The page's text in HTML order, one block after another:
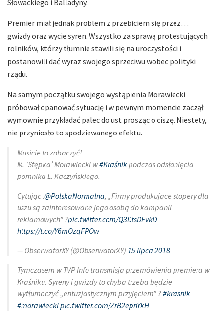
Słowackiego i Balladyny.
Premier miał jednak problem z przebiciem się przez…
gwizdy oraz wycie syren. Wszystko za sprawą protestujących
rolników, którzy tłumnie stawili się na uroczystości i
postanowili dać wyraz swojego sprzeciwu wobec polityki
rządu.
Na samym początku swojego wystąpienia Morawiecki
próbował opanować sytuację i w pewnym momencie zaczął
wymownie przykładać palec do ust prosząc o ciszę. Niestety,
nie przyniosło to spodziewanego efektu.
Musicie to zobaczyć!
M. 'Stępka’ Morawiecki w#Kraśnikpodczas odsłonięcia
pomnika L. Kaczyńskiego.
Cytując .@PolskaNormalna, „Firmy produkujące stopery dla
uszu są zainteresowane jego osobą do kampanii
reklamowych” ?pic.twitter.com/Q3DtsDFvkD
https://t.co/Y6mOzqFPOw
— ObserwatorXY (@ObserwatorXY) 15 lipca 2018
Tymczasem w TVP Info transmisja przemówienia premiera w
Kraśniku. Syreny i gwizdy to chyba trzeba będzie
wytłumaczyć „entuzjastycznym przyjęciem” ?#krasnik
#morawieckipic.twitter.com/ZrB2epnYkH